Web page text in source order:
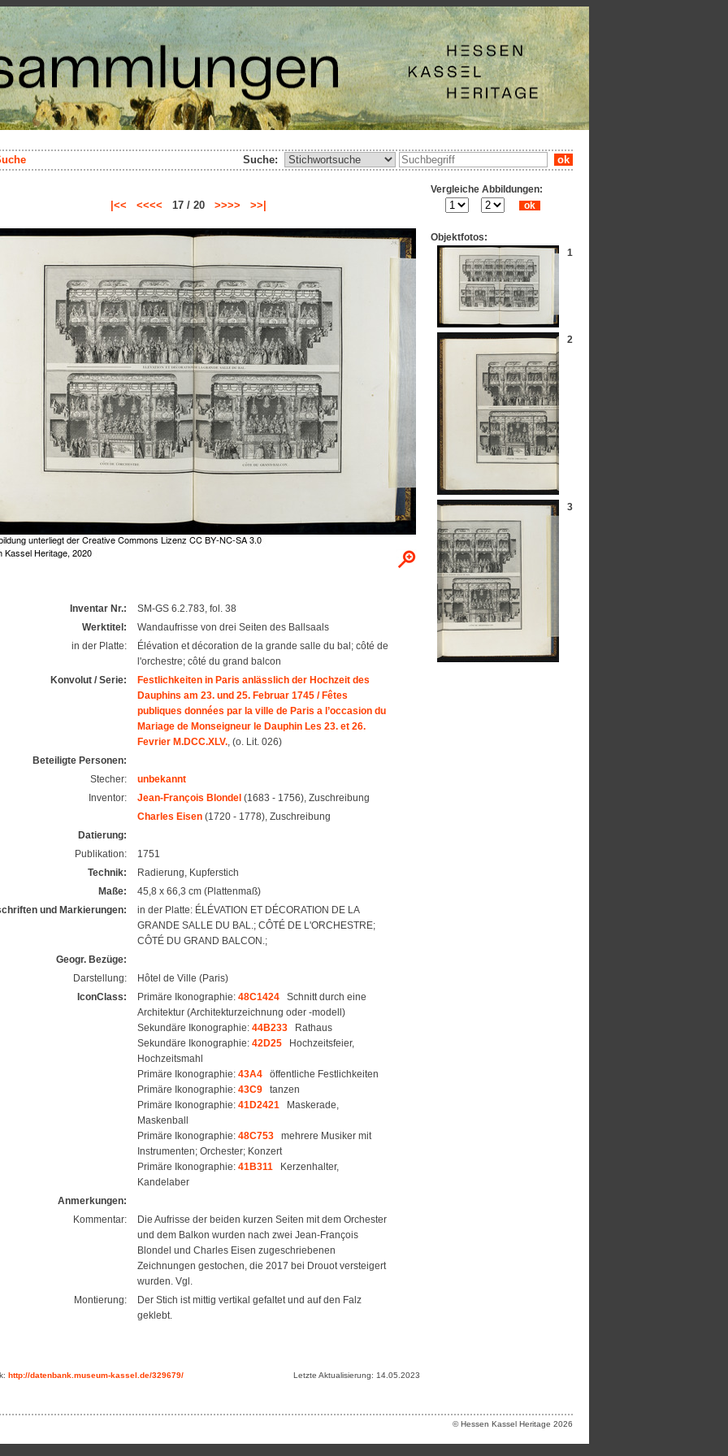
Suche: ok
|<< <<<< 17 / 20 >>>> >>|
Inventar Nr.:
SM-GS 6.2.783, fol. 38
Werktitel:
Wandaufrisse von drei Seiten des Ballsaals
in der Platte:
Élévation et décoration de la grande salle du bal; côté de
l'orchestre; côté du grand balcon
Konvolut / Serie:
Festlichkeiten in Paris anlässlich der Hochzeit des
Dauphins am 23. und 25. Februar 1745 / Fêtes
publiques données par la ville de Paris a l’occasion du
Mariage de Monseigneur le Dauphin Les 23. et 26.
Fevrier M.DCC.XLV. , (o. Lit. 026)
Beteiligte Personen:
Stecher:
unbekannt
Inventor:
Jean-François Blondel (1683 - 1756), Zuschreibung
Charles Eisen (1720 - 1778), Zuschreibung
Datierung:
Publikation:
1751
Technik:
Radierung, Kupferstich
Maße:
45,8 x 66,3 cm (Plattenmaß)
und Markierungen:
in der Platte: ÉLÉVATION ET DÉCORATION DE LA
GRANDE SALLE DU BAL.; CÔTÉ DE L'ORCHESTRE;
CÔTÉ DU GRAND BALCON.;
Geogr. Bezüge:
Darstellung:
Hôtel de Ville (Paris)
IconClass:
Primäre Ikonographie: 48C1424 Schnitt durch eine
Architektur (Architekturzeichnung oder -modell)
Sekundäre Ikonographie: 44B233 Rathaus
Sekundäre Ikonographie: 42D25 Hochzeitsfeier,
Hochzeitsmahl
Primäre Ikonographie: 43A4 öffentliche Festlichkeiten
Primäre Ikonographie: 43C9 tanzen
Primäre Ikonographie: 41D2421 Maskerade,
Maskenball
Primäre Ikonographie: 48C753 mehrere Musiker mit
Instrumenten; Orchester; Konzert
Primäre Ikonographie: 41B311 Kerzenhalter,
Kandelaber
Anmerkungen:
Kommentar:
Die Aufrisse der beiden kurzen Seiten mit dem Orchester
und dem Balkon wurden nach zwei Jean-François
Blondel und Charles Eisen zugeschriebenen
Zeichnungen gestochen, die 2017 bei Drouot versteigert
wurden. Vgl.
Montierung:
Der Stich ist mittig vertikal gefaltet und auf den Falz
geklebt.
http://datenbank.museum-kassel.de/329679/ Letzte Aktualisierung: 14.05.2023
Vergleiche Abbildungen:
ok
Objektfotos:
1
2
3
© Hessen Kassel Heritage 2026